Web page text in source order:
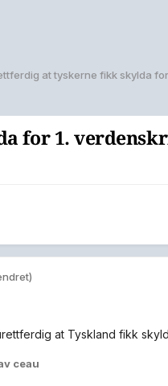
at tyskerne fikk skylda
for 1.
at Tyskland fikk
ceau